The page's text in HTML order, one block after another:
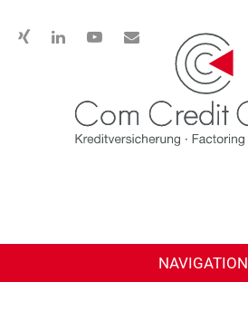
NAVIGATION